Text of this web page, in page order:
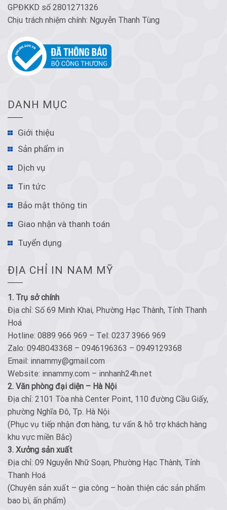
GPĐKKD số 2801271326
Chịu trách nhiệm chính: Nguyễn Thanh Tùng
DANH MỤC
Giới thiệu
Sản phẩm in
Dịch vụ
Tin tức
Bảo mật thông tin
Giao nhận và thanh toán
Tuyển dụng
ĐỊA CHỈ IN NAM MỸ
1. Trụ sở chính
Địa chỉ: Số 69 Minh Khai, Phường Hạc Thành, Tỉnh Thanh
Hoá
Hotline: 0889 966 969 – Tel: 0237 3966 969
Zalo: 0948043368 – 0946196363 – 0949129368
Email: innammy@gmail.com
Website: innammy.com – innhanh24h.net
2. Văn phòng đại diện – Hà Nội
Địa chỉ: 2101 Tòa nhà Center Point, 110 đường Cầu Giấy,
phường Nghĩa Đô, Tp. Hà Nội
(Phục vụ tiếp nhận đơn hàng, tư vấn & hỗ trợ khách hàng
khu vực miền Bắc)
3. Xưởng sản xuất
Địa chỉ: 09 Nguyễn Nhữ Soạn, Phường Hạc Thành, Tỉnh
Thanh Hoá
(Chuyên sản xuất – gia công – hoàn thiện các sản phẩm
bao bì, ấn phẩm)